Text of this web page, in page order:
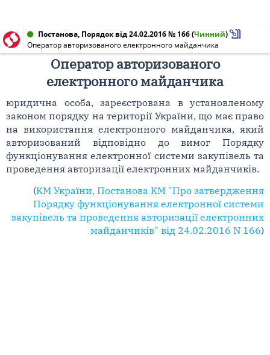
Постанова, Порядок від 24.02.2016 № 166(Чинний)
Оператор авторизованого електронного майданчика